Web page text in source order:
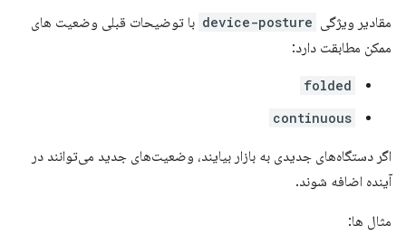
مقادیر ویژگی device-posture با توضیحات قبلی وضعیت های
ممکن مطابقت دارد:
folded
continuous
اگر دستگاه‌های جدیدی به بازار بیایند، وضعیت‌های جدید می‌توانند در
آینده اضافه شوند.
مثال ها: